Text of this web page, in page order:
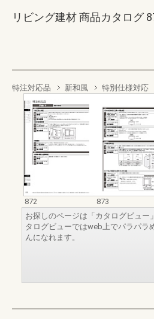
リビング建材 商品カタログ
特注対応品 新和風 特別仕様対応
872
873
お探しのページは「カタログビュー
タログビューではweb上でパラパラ
んになれます。